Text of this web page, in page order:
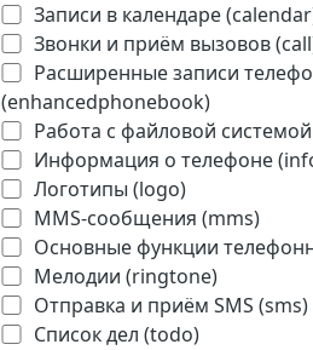
Записи в календаре
Звонки и приём вызовов
Расширенные записи
(enhancedphonebook)
Работа с файловой
Информация о телефоне
Логотипы (logo)
MMS-сообщения (mms)
Основные функции
Мелодии (ringtone)
Отправка и приём SMS (sms)
Список дел (todo)